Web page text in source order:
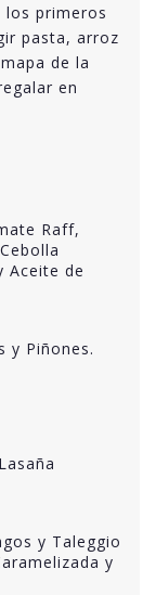
los primeros
pasta, arroz
de la
en
Raff,
Aceite de
y Piñones.
y Taleggio
y